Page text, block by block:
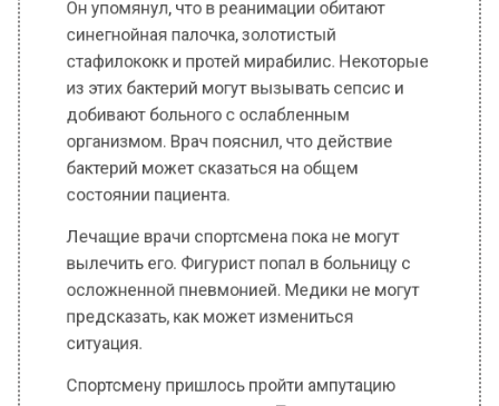
из этих бактерий могут вызывать сепсис и
добивают больного с ослабленным
организмом. Врач пояснил, что действие
бактерий может сказаться на общем
состоянии пациента.
Лечащие врачи спортсмена пока не могут
осложненной пневмонией. Медики не могут
предсказать, как может измениться
ситуация.
стопы и пальцев на руках. Также он перенес